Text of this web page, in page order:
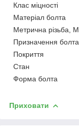
Клас міцності
Матеріал болта
Метрична різьба, М
Призначення болта
Покриття
Стан
Форма болта
Приховати